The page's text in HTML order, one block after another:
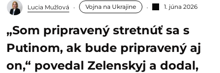
Lucia Mužlová Vojna na Ukrajine 1. júna 2026
„Som pripravený stretnúť sa s
Putinom, ak bude pripravený aj
on,“ povedal Zelenskyj a dodal,